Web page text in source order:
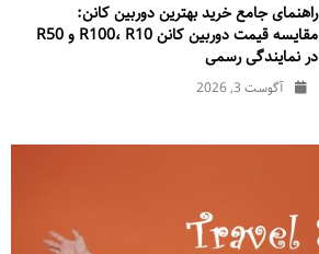
راهنمای جامع خرید بهترین دوربین کانن:
مقایسه قیمت دوربین کانن R100، R10 و R50
در نمایندگی رسمی
آگوست 3, 2026